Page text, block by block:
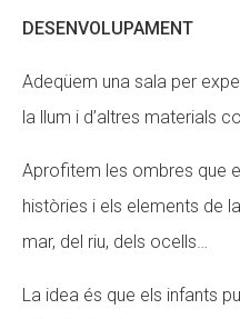
DESENVOLUPAMENT
Adeqüem una sala per
la llum i d’altres materials
Aprofitem les ombres que
històries i els elements de
mar, del riu, dels ocells…
La idea és que els infants